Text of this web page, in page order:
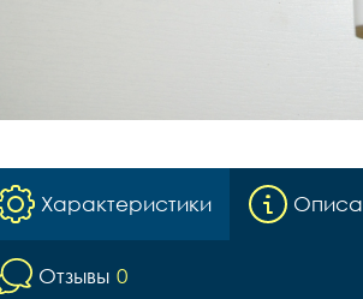
Характеристики
Отзывы 0